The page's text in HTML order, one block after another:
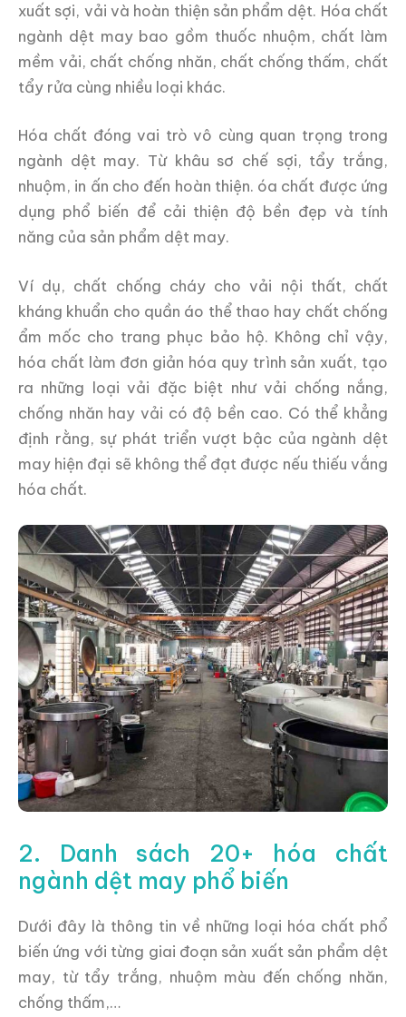
xuất sợi, vải và hoàn thiện sản phẩm dệt. Hóa chất
ngành dệt may bao gồm thuốc nhuộm, chất làm
mềm vải, chất chống nhăn, chất chống thấm, chất
tẩy rửa cùng nhiều loại khác.
Hóa chất đóng vai trò vô cùng quan trọng trong
ngành dệt may. Từ khâu sơ chế sợi, tẩy trắng,
nhuộm, in ấn cho đến hoàn thiện. óa chất được ứng
dụng phổ biến để cải thiện độ bền đẹp và tính
năng của sản phẩm dệt may.
Ví dụ, chất chống cháy cho vải nội thất, chất
kháng khuẩn cho quần áo thể thao hay chất chống
ẩm mốc cho trang phục bảo hộ. Không chỉ vậy,
hóa chất làm đơn giản hóa quy trình sản xuất, tạo
ra những loại vải đặc biệt như vải chống nắng,
chống nhăn hay vải có độ bền cao. Có thể khẳng
định rằng, sự phát triển vượt bậc của ngành dệt
may hiện đại sẽ không thể đạt được nếu thiếu vắng
hóa chất.
2. Danh sách 20+ hóa chất
ngành dệt may phổ biến
Dưới đây là thông tin về những loại hóa chất phổ
biến ứng với từng giai đoạn sản xuất sản phẩm dệt
may, từ tẩy trắng, nhuộm màu đến chống nhăn,
chống thấm,…